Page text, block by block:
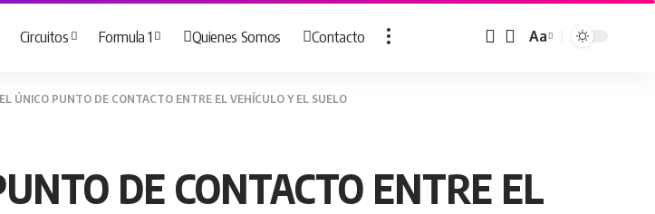
Circuitos Formula 1 Quienes Somos Contacto
Cambiar
Aa
ÚNICO PUNTO DE CONTACTO ENTRE EL VEHÍCULO Y EL SUELO
DE CONTACTO ENTRE EL